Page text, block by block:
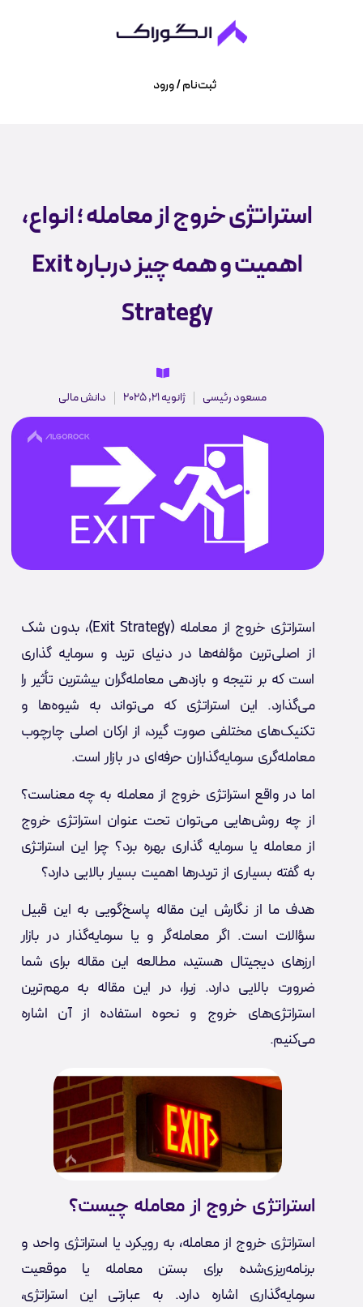
ثبت‌نام / ورود
استراتژی خروج از معامله ؛ انواع،
اهمیت و همه چیز درباره Exit
Strategy
مسعود رئیسی ژانویه 21, 2025 دانش مالی
استراتژی خروج از معامله (Exit Strategy)، بدون شک
از اصلی‌ترین مؤلفه‌ها در دنیای ترید و سرمایه گذاری
است که بر نتیجه و بازدهی معامله‌گران بیشترین تأثیر را
می‌گذارد. این استراتژی که می‌تواند به شیوه‌ها و
تکنیک‌های مختلفی صورت گیرد، از ارکان اصلی چارچوب
معامله‌گری سرمایه‌گذاران حرفه‌ای در بازار است.
اما در واقع استراتژی خروج از معامله به چه معناست؟
از چه روش‌هایی می‌توان تحت عنوان استراتژی خروج
از معامله یا سرمایه گذاری بهره برد؟ چرا این استراتژی
به گفته بسیاری از تریدرها اهمیت بسیار بالایی دارد؟
هدف ما از نگارش این مقاله پاسخ‌گویی به این قبیل
سؤالات است. اگر معامله‌گر و یا سرمایه‌گذار در بازار
ارزهای دیجیتال هستید، مطالعه این مقاله برای شما
ضرورت بالایی دارد. زیرا، در این مقاله به مهم‌ترین
استراتژی‌های خروج و نحوه استفاده از آن اشاره
می‌کنیم.
استراتژی خروج از معامله چیست؟
استراتژی خروج از معامله، به رویکرد یا استراتژی واحد و
برنامه‌ریزی‌شده برای بستن معامله یا موقعیت
سرمایه‌گذاری اشاره دارد. به عبارتی این استراتژی،